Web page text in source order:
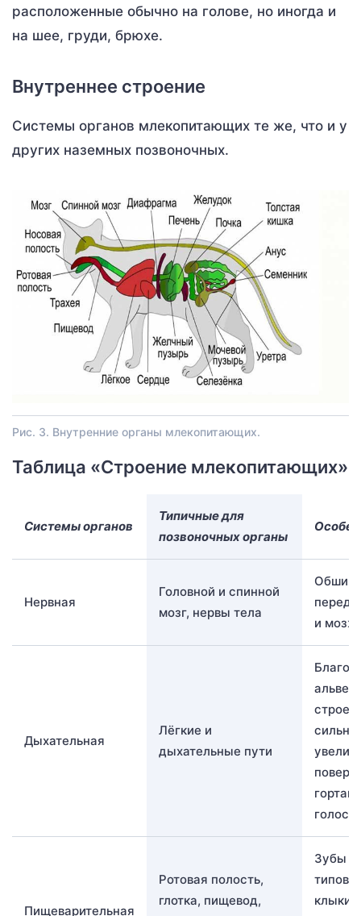
расположенные обычно на голове, но иногда и
на шее, груди, брюхе.
Внутреннее строение
Системы органов млекопитающих те же, что и у
других наземных позвоночных.
Рис. 3. Внутренние органы млекопитающих.
Таблица «Строение млекопитающих»
Системы органов
Типичные для
позвоночных органы
Нервная
Головной и спинной
мозг, нервы тела
и
Дыхательная
Лёгкие и
дыхательные пути
сильно
Пищеварительная
Ротовая полость,
глотка, пищевод,
Зубы
типов:
клыки,